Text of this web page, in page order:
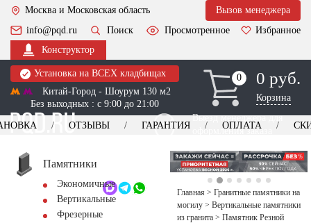
Москва и Московская область
Вызов менеджера
info@pqd.ru
Поиск Просмотренное
Избранное
Конструктор
Установка на ВСЕХ кладбищах
Китай-Город - Шоурум 130 м2
Без выходных : с 9:00 до 21:00
0
0 0 руб.
Корзина
Выезд менеджера для
оформления заказа
+7 (495) 518-44-23
Обратный звонок
ОТЗЫВЫ ГАРАНТИЯ ОПЛАТА
Памятники
Экономичные
Вертикальные
Фрезерные
Главная > Гранитные памятники на
могилу > Вертикальные памятники
из гранита > Памятник Резной